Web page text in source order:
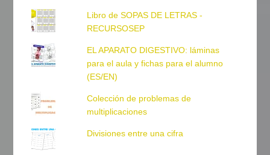
Libro de SOPAS DE LETRAS -
RECURSOSEP
EL APARATO DIGESTIVO: láminas
para el aula y fichas para el alumno
(ES/EN)
Colección de problemas de
multiplicaciones
Divisiones entre una cifra